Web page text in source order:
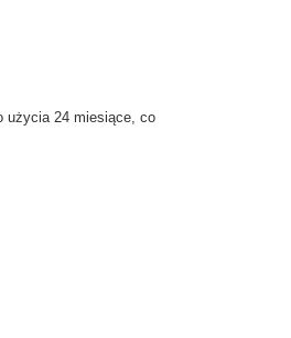
użycia 24 miesiące, co